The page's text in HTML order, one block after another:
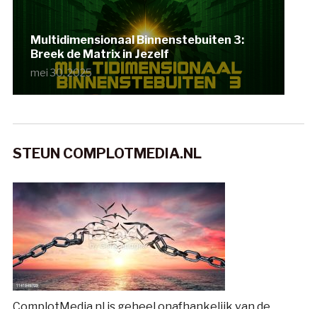
Multidimensionaal Binnenstebuiten 3:
Breek de Matrix in Jezelf
mei 30, 2025
STEUN COMPLOTMEDIA.NL